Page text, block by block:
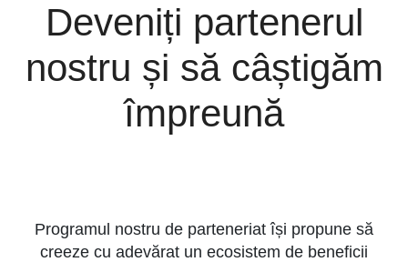
Deveniți partenerul
nostru și să câștigăm
împreună
Programul nostru de parteneriat își propune să
creeze cu adevărat un ecosistem de beneficii